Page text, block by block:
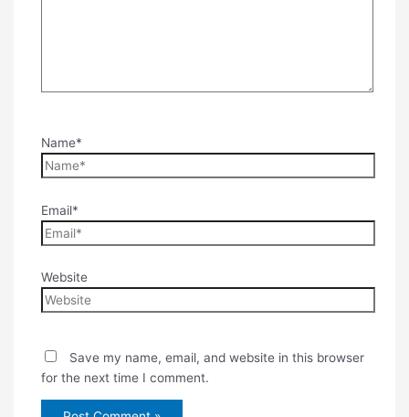
Name*
Email*
Website
Save my name, email, and website in this browser
for the next time I comment.